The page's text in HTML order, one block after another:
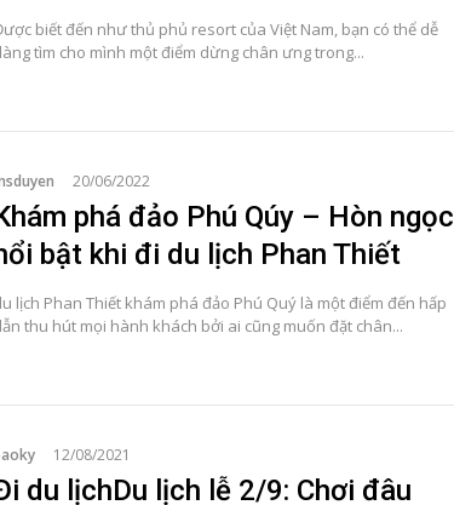
biết đến như thủ phủ resort của Việt Nam, bạn có thể dễ
tìm cho mình một điểm dừng chân ưng trong...
20/06/2022
phá đảo Phú Qúy – Hòn ngọc
bật khi đi du lịch Phan Thiết
lịch Phan Thiết khám phá đảo Phú Quý là một điểm đến hấp
thu hút mọi hành khách bởi ai cũng muốn đặt chân...
12/08/2021
du lịchDu lịch lễ 2/9: Chơi đâu